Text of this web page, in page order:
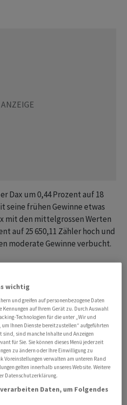
Dax um 0,44 Prozent auf 18
seine frühen Gewinne etwas
mit den mittelgrossen Werten
auf 25 650,11 Zähler hoch und
moderate Gewinne verbucht.
hatte dann aber erneut den
von 18 000 Punkten
der nicht weit entfernt
stellt sie derzeit
dar und bot so der
einmal Einhalt.
nicht nur die
Börse erneut in neue
sondern auch der marktbreite
wichtig
und greifen auf personenbezogene Daten
auf Ihrem Gerät zu. Durch Auswahl
Technologien für die unter „Wir und
Ihnen Dienste bereitzustellen“ aufgeführten
sind, sind manche Inhalte und Anzeigen
für Sie. Sie können dieses Menü jederzeit
zu ändern oder Ihre Einwilligung zu
Voreinstellungen verwalten am unteren Rand
gelten innerhalb unseres Website. Weitere
Datenschutzerklärung.
Daten, um Folgendes